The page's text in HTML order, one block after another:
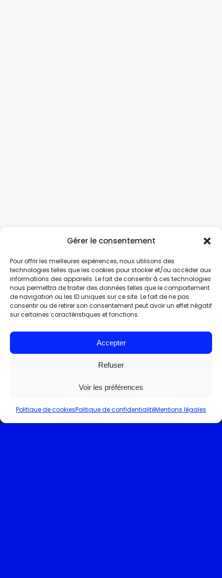
Gérer le consentement
Pour offrir les meilleures expériences, nous utilisons des
technologies telles que les cookies pour stocker et/ou accéder aux
informations des appareils. Le fait de consentir à ces technologies
nous permettra de traiter des données telles que le comportement
de navigation ou les ID uniques sur ce site. Le fait de ne pas
consentir ou de retirer son consentement peut avoir un effet négatif
sur certaines caractéristiques et fonctions.
Accepter
Refuser
Voir les préférences
Politique de cookiesPolitique de confidentialitéMentions légales